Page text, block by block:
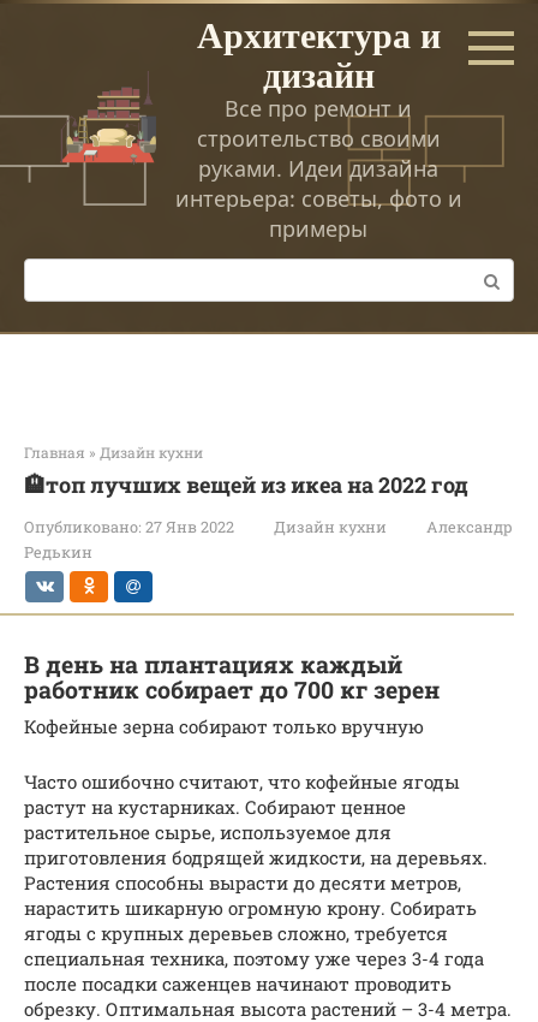
Перейти
Архитектура и
дизайн
Все про ремонт и
строительство своими
руками. Идеи дизайна
интерьера: советы, фото и
примеры
Поиск:
Главная » Дизайн кухни
🏨топ лучших вещей из икеа на 2022 год
Опубликовано: 27 Янв 2022 Дизайн кухни
Александр
Редькин
В день на плантациях каждый
работник собирает до 700 кг зерен
Кофейные зерна собирают только вручную
Часто ошибочно считают, что кофейные ягоды
растут на кустарниках. Собирают ценное
растительное сырье, используемое для
приготовления бодрящей жидкости, на деревьях.
Растения способны вырасти до десяти метров,
нарастить шикарную огромную крону. Собирать
ягоды с крупных деревьев сложно, требуется
специальная техника, поэтому уже через 3-4 года
после посадки саженцев начинают проводить
обрезку. Оптимальная высота растений – 3-4 метра.